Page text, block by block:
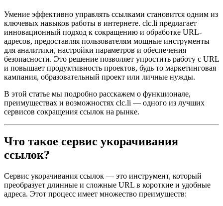
Умение эффективно управлять ссылками становится одним из
ключевых навыков работы в интернете. clc.li предлагает
инновационный подход к сокращению и обработке URL-
адресов, предоставляя пользователям мощные инструменты
для аналитики, настройки параметров и обеспечения
безопасности. Это решение позволяет упростить работу с URL
и повышает продуктивность проектов, будь то маркетинговая
кампания, образовательный проект или личные нужды.
В этой статье мы подробно расскажем о функционале,
преимуществах и возможностях clc.li — одного из лучших
сервисов сокращения ссылок на рынке.
Что такое сервис укорачивания
ссылок?
Сервис укорачивания ссылок — это инструмент, который
преобразует длинные и сложные URL в короткие и удобные
адреса. Этот процесс имеет множество преимуществ: